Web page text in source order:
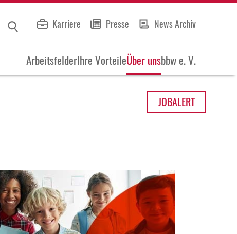
Karriere Presse News Archiv
ArbeitsfelderIhre VorteileÜber unsbbw e. V.
JOBALERT